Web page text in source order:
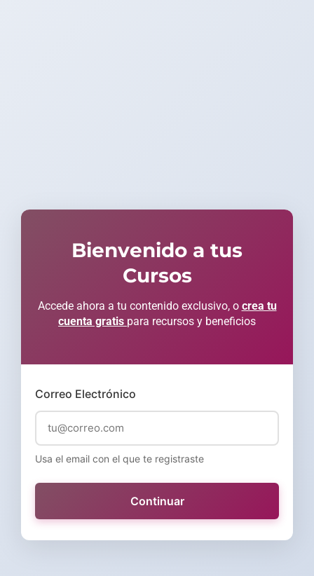
Bienvenido a tus
Cursos
Accede ahora a tu contenido exclusivo, o crea tu
cuenta gratis para recursos y beneficios
Correo Electrónico
Usa el email con el que te registraste
Continuar